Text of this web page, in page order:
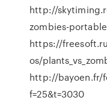
http://
zombies-
https://
os/
http://bayoen.fr/
f=25&t=3030